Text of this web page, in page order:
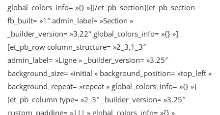
global_colors_info= »{} »][/et_pb_section][et_pb_section
fb_built= »1″ admin_label= »Section »
_builder_version= »3.22″ global_colors_info= »{} »]
[et_pb_row column_structure= »2_3,1_3″
admin_label= »Ligne » _builder_version= »3.25″
background_size= »initial » background_position= »top_left »
background_repeat= »repeat » global_colors_info= »{} »]
[et_pb_column type= »2_3″ _builder_version= »3.25″
custom_padding= »||| » global_colors_info= »{} »